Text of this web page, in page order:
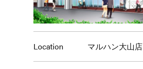
Location マルハン大山店